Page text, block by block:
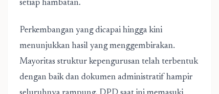
setiap hambatan.
Perkembangan yang dicapai hingga kini
menunjukkan hasil yang menggembirakan.
Mayoritas struktur kepengurusan telah terbentuk
dengan baik dan dokumen administratif hampir